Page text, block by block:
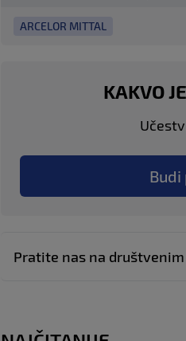
ARCELOR MITTAL
KAKVO
Pratite nas na